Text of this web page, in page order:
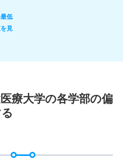
低
見
療大学の各学部の偏